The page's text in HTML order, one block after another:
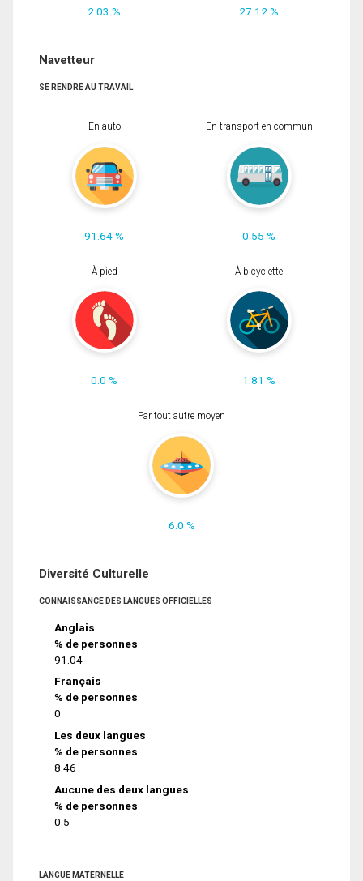
2.03 % 27.12 %
Navetteur
SE RENDRE AU TRAVAIL
En auto
91.64 %
En transport en commun
0.55 %
À pied
0.0 %
À bicyclette
1.81 %
Par tout autre moyen
6.0 %
Diversité Culturelle
CONNAISSANCE DES LANGUES OFFICIELLES
Anglais
% de personnes
91.04
Français
% de personnes
0
Les deux langues
% de personnes
8.46
Aucune des deux langues
% de personnes
0.5
LANGUE MATERNELLE